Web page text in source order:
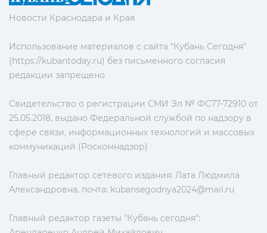
Новости Краснодара и Края
Использование материалов с сайта "Кубань Сегодня"
(https://kubantoday.ru) без письменного согласия
редакции запрещено
Свидетельство о регистрации СМИ Эл № ФС77-72910 от
25.05.2018, выдано Федеральной службой по надзору в
сфере связи, информационных технологий и массовых
коммуникаций (Роскомнадзор)
Главный редактор сетевого издания: Лата Людмила
Александровна, почта: kubansegodnya2024@mail.ru
Главный редактор газеты "Кубань сегодня":